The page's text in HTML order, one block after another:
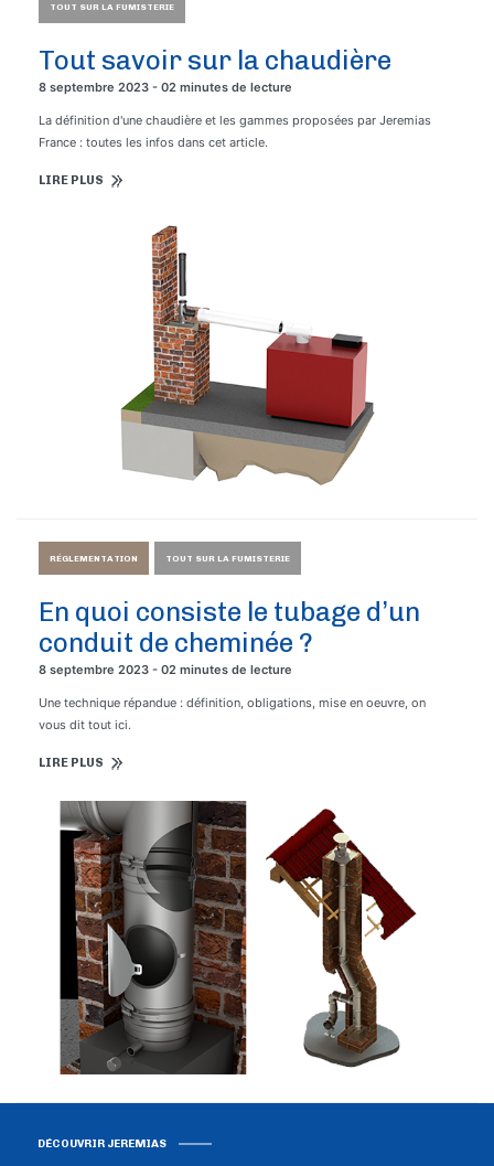
TOUT SUR LA FUMISTERIE
Tout savoir sur la chaudière
8 septembre 2023 - 02 minutes de lecture
La définition d'une chaudière et les gammes proposées par Jeremias
France : toutes les infos dans cet article.
LIRE PLUS
RÉGLEMENTATION TOUT SUR LA FUMISTERIE
En quoi consiste le tubage d’un
conduit de cheminée ?
8 septembre 2023 - 02 minutes de lecture
Une technique répandue : définition, obligations, mise en oeuvre, on
vous dit tout ici.
LIRE PLUS
DÉCOUVRIR JEREMIAS